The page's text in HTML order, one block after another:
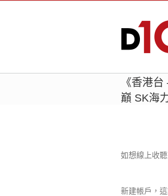
《香港
巔 SK海
如想線上收
新建帳戶，